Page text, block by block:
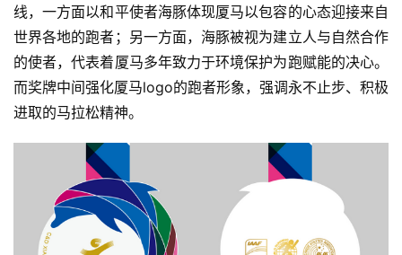
线，一方面以和平使者海豚体现厦马以包容的心态迎接来自
世界各地的跑者；另一方面，海豚被视为建立人与自然合作
的使者，代表着厦马多年致力于环境保护为跑赋能的决心。
而奖牌中间强化厦马logo的跑者形象，强调永不止步、积极
进取的马拉松精神。